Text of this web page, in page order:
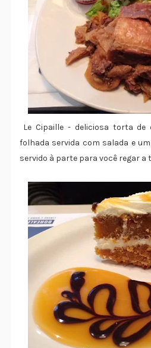
Le Cipaille - deliciosa torta
folhada servida com salada e
servido à parte para você regar a